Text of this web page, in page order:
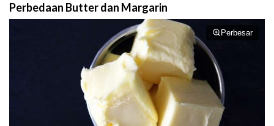
Perbedaan Butter dan Margarin
Perbesar